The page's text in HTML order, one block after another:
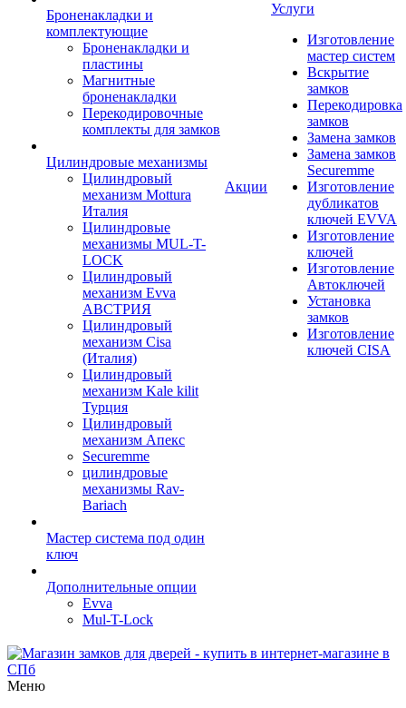
Броненакладки и
комплектующие
Броненакладки и
пластины
Магнитные
броненакладки
Перекодировочные
комплекты для замков
Цилиндровые механизмы
Цилиндровый
механизм Mottura
Италия
Цилиндровые
механизмы MUL-T-
LOCK
Цилиндровый
механизм Evva
АВСТРИЯ
Цилиндровый
механизм Cisa
(Италия)
Цилиндровый
механизм Kale kilit
Турция
Цилиндровый
механизм Апекс
Securemme
цилиндровые
механизмы Rav-
Bariach
Мастер система под один
ключ
Дополнительные опции
Evva
Mul-T-Lock
Акции
Услуги
Изготовление
мастер систем
Вскрытие
замков
Перекодировка
замков
Замена замков
Замена замков
Securemme
Изготовление
дубликатов
ключей EVVA
Изготовление
ключей
Изготовление
Автоключей
Установка
замков
Изготовление
ключей CISA
Меню